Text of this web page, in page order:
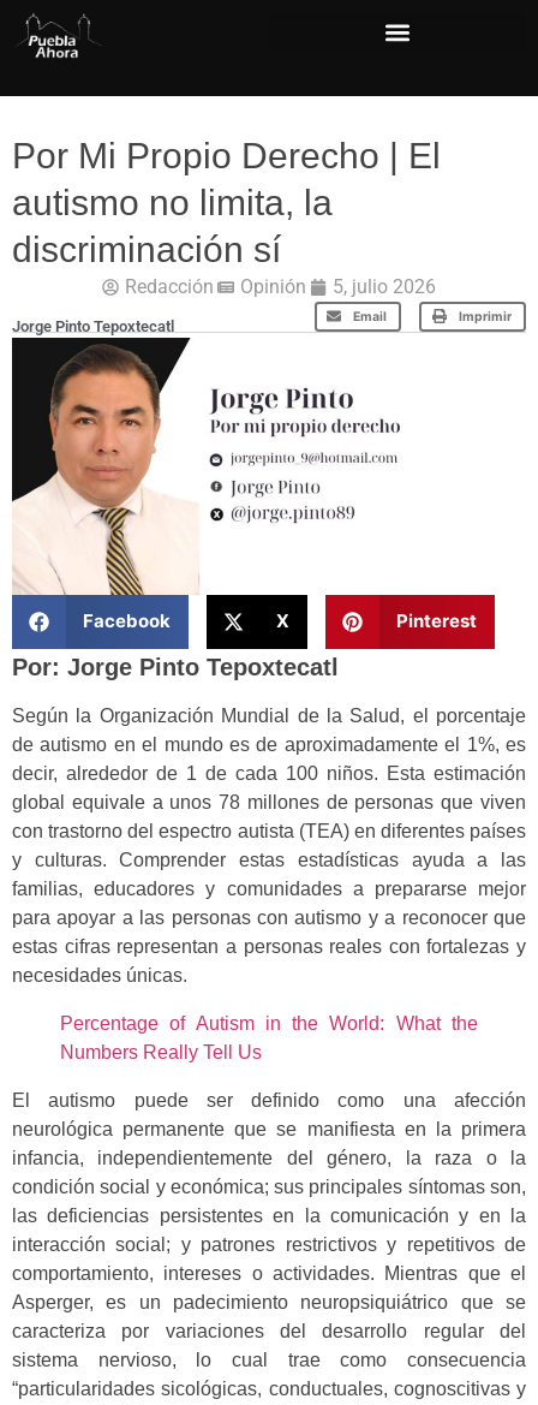
Por Mi Propio Derecho | El
autismo no limita, la
discriminación sí
Redacción Opinión 5, julio 2026
Email Imprimir
Jorge Pinto Tepoxtecatl
Facebook X Pinterest
Por: Jorge Pinto Tepoxtecatl
Según la Organización Mundial de la Salud, el porcentaje
de autismo en el mundo es de aproximadamente el 1%, es
decir, alrededor de 1 de cada 100 niños. Esta estimación
global equivale a unos 78 millones de personas que viven
con trastorno del espectro autista (TEA) en diferentes países
y culturas. Comprender estas estadísticas ayuda a las
familias, educadores y comunidades a prepararse mejor
para apoyar a las personas con autismo y a reconocer que
estas cifras representan a personas reales con fortalezas y
necesidades únicas.
Percentage of Autism in the World: What the
Numbers Really Tell Us
El autismo puede ser definido como una afección
neurológica permanente que se manifiesta en la primera
infancia, independientemente del género, la raza o la
condición social y económica; sus principales síntomas son,
las deficiencias persistentes en la comunicación y en la
interacción social; y patrones restrictivos y repetitivos de
comportamiento, intereses o actividades. Mientras que el
Asperger, es un padecimiento neuropsiquiátrico que se
caracteriza por variaciones del desarrollo regular del
sistema nervioso, lo cual trae como consecuencia
“particularidades sicológicas, conductuales, cognoscitivas y